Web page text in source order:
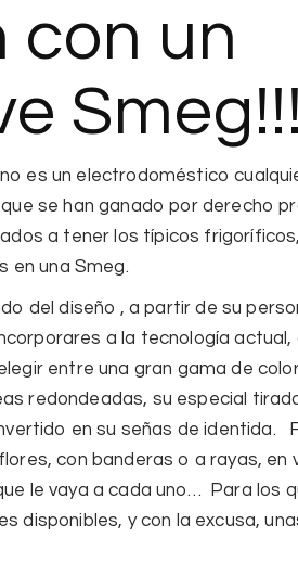
con un
es un electrodoméstico
se han ganado por derecho
a tener los típicos
en una Smeg.
deldiseño , a partir de su
a la tecnología actual,
entre una gran gama de
redondeadas, su especial
en su señas de identida.
con banderas o a rayas, en
le vaya a cada uno… Para los
disponibles, y con la excusa,